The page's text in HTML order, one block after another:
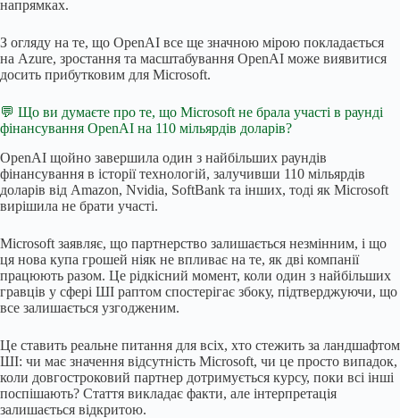
напрямках.
З огляду на те, що OpenAI все ще значною мірою покладається
на Azure, зростання та масштабування OpenAI може виявитися
досить прибутковим для Microsoft.
💬 Що ви думаєте про те, що Microsoft не брала участі в раунді
фінансування OpenAI на 110 мільярдів доларів?
OpenAI щойно завершила один з найбільших раундів
фінансування в історії технологій, залучивши 110 мільярдів
доларів від Amazon, Nvidia, SoftBank та інших, тоді як Microsoft
вирішила не брати участі.
Microsoft заявляє, що партнерство залишається незмінним, і що
ця нова купа грошей ніяк не впливає на те, як дві компанії
працюють разом. Це рідкісний момент, коли один з найбільших
гравців у сфері ШІ раптом спостерігає збоку, підтверджуючи, що
все залишається узгодженим.
Це ставить реальне питання для всіх, хто стежить за ландшафтом
ШІ: чи має значення відсутність Microsoft, чи це просто випадок,
коли довгостроковий партнер дотримується курсу, поки всі інші
поспішають? Стаття викладає факти, але інтерпретація
залишається відкритою.